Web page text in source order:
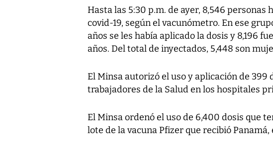
Hasta las 5:30 p.m. de ayer, 8,546 personas
covid-19, según el vacunómetro. En ese
años se les había aplicado la dosis y 8,196
años. Del total de inyectados, 5,448 son
El Minsa autorizó el uso y aplicación de 399
trabajadores de la Salud en los hospitales
El Minsa ordenó el uso de 6,400 dosis que
lote de la vacuna Pfizer que recibió Panamá,